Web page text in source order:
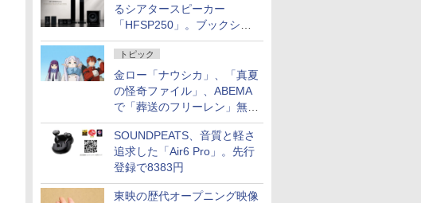
るシアタースピーカー
「HFSP250」。ブックシェ
ルフはペア3万円以下
トピック
金ロー「ナウシカ」、「真夏
の怪奇ファイル」、ABEMA
で「葬送のフリーレン」無料
配信など。夏の特番・配信情
報
SOUNDPEATS、音質と軽さ
追求した「Air6 Pro」。先行
登録で8383円
東映の歴代オープニング映像